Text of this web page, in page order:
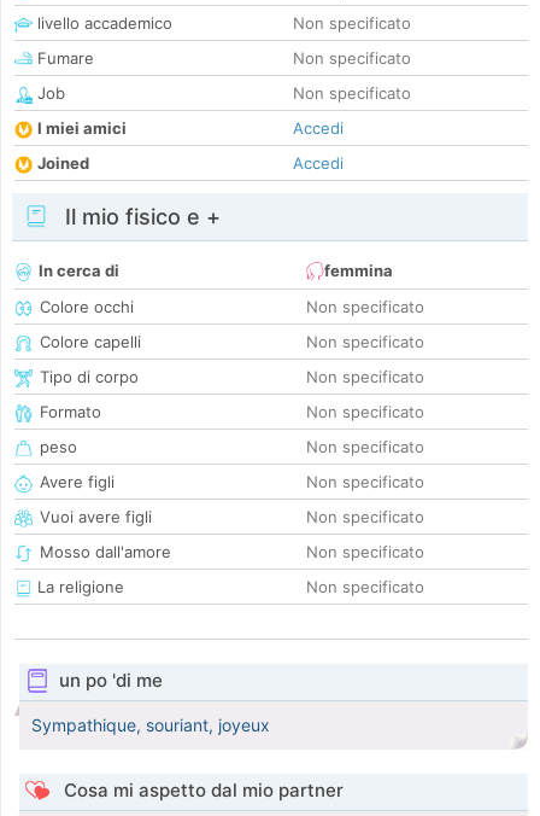
livello accademico
Non specificato
Fumare
Non specificato
Job
Non specificato
I miei amici
Accedi
Joined
Accedi
Il mio fisico e +
In cerca di
femmina
Colore occhi
Non specificato
Colore capelli
Non specificato
Tipo di corpo
Non specificato
Formato
Non specificato
peso
Non specificato
Avere figli
Non specificato
Vuoi avere figli
Non specificato
Mosso dall'amore
Non specificato
La religione
Non specificato
un po 'di me
Sympathique, souriant, joyeux
Cosa mi aspetto dal mio partner